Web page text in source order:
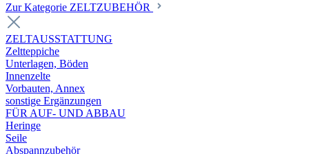
Zur Kategorie ZELTZUBEHÖR
ZELTAUSSTATTUNG
Zeltteppiche
Unterlagen, Böden
Innenzelte
Vorbauten, Annex
sonstige Ergänzungen
FÜR AUF- UND ABBAU
Heringe
Seile
Abspannzubehör